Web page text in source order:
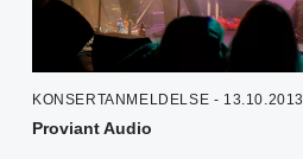
KONSERTANMELDELSE - 13.10.2013
Proviant Audio